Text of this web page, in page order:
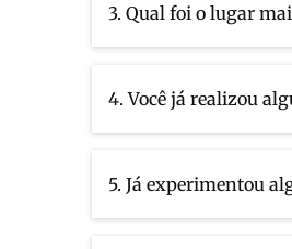
3. Qual foi o lugar
4. Você já realizou
5. Já experimentou